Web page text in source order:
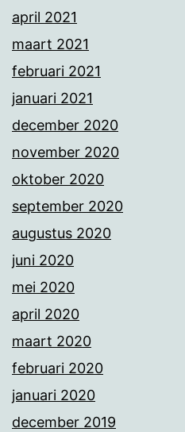
april 2021
maart 2021
februari 2021
januari 2021
december 2020
november 2020
oktober 2020
september 2020
augustus 2020
juni 2020
mei 2020
april 2020
maart 2020
februari 2020
januari 2020
december 2019